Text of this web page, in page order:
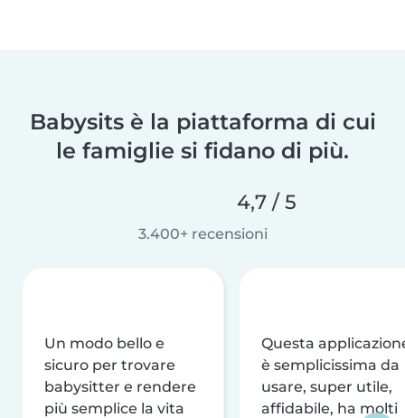
Babysits è la piattaforma di cui
le famiglie si fidano di più.
4,7 / 5
3.400+ recensioni
Un modo bello e
sicuro per trovare
babysitter e rendere
più semplice la vita
Questa
è semplicissima da
usare, super utile,
affidabile, ha molti